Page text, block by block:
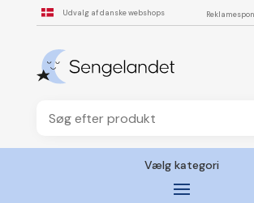
Udvalg af danske webshops
Vælg kategori